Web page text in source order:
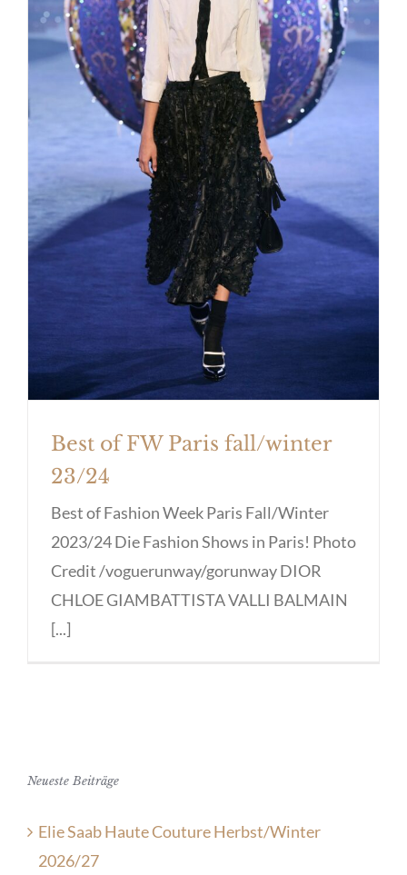
Best of FW Paris fall/winter 23/24
Best of FW Paris fall/winter
23/24
Best of Fashion Week Paris Fall/Winter
2023/24 Die Fashion Shows in Paris! Photo
Credit /voguerunway/gorunway DIOR
CHLOE GIAMBATTISTA VALLI BALMAIN
[...]
Neueste Beiträge
Elie Saab Haute Couture Herbst/Winter
2026/27